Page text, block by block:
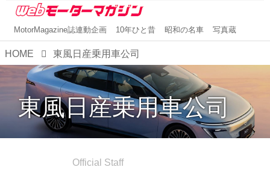
MotorMagazine誌連動企画 10年ひと昔 昭和の名車 写真蔵
HOME 東風日産乗用車公司
東風日産乗用車公司
Official Staff